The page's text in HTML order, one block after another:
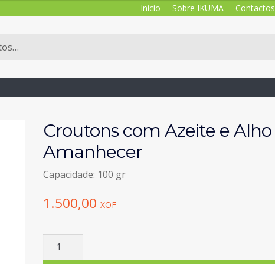
Início Sobre IKUMA Contactos
Croutons com Azeite e Alho
Amanhecer
Capacidade: 100 gr
1.500,00 XOF
Quantidade